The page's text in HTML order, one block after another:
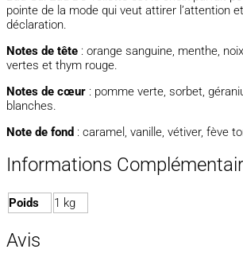
pointe de la mode qui veut attirer l’attention
déclaration.
Notes de tête : orange sanguine, menthe,
vertes et thym rouge.
Notes de cœur : pomme verte, sorbet,
blanches.
Note de fond : caramel, vanille, vétiver, fève
Informations
Poids 1 kg
Avis